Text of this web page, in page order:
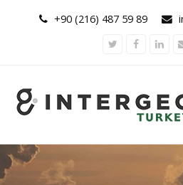
+90 (216) 487 59 89
Twitter